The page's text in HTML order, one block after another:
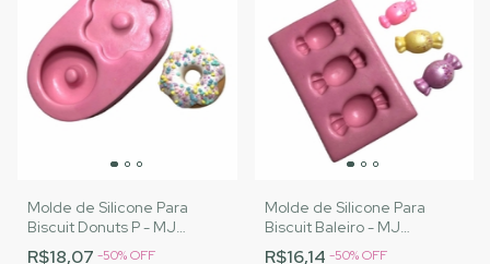
Molde de Silicone Para
Biscuit Donuts P - MJ
Artesanatos |Cód. 2833
R$18,07 -50%OFF
Molde de Silicone Para
Biscuit Baleiro - MJ
Artesanatos Cód. 2834
R$16,14 -50%OFF